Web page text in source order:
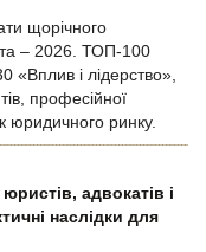
щорічного
– 2026. ТОП-100
«Вплив і лідерство»,
професійної
юридичного ринку.
адвокатів і
наслідки для